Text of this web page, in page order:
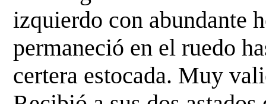
izquierdo con abundante
permaneció en el ruedo
certera estocada. Muy